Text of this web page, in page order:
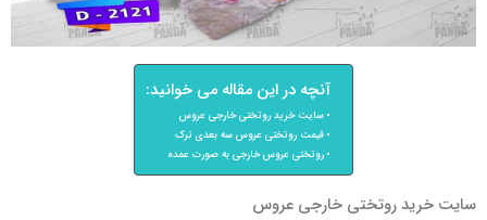
آنچه در این مقاله می خوانید:
سایت خرید روتختی خارجی عروس
قیمت روتختی عروس سه بعدی ترک
روتختی عروس خارجی به صورت عمده
سایت خرید روتختی خارجی عروس